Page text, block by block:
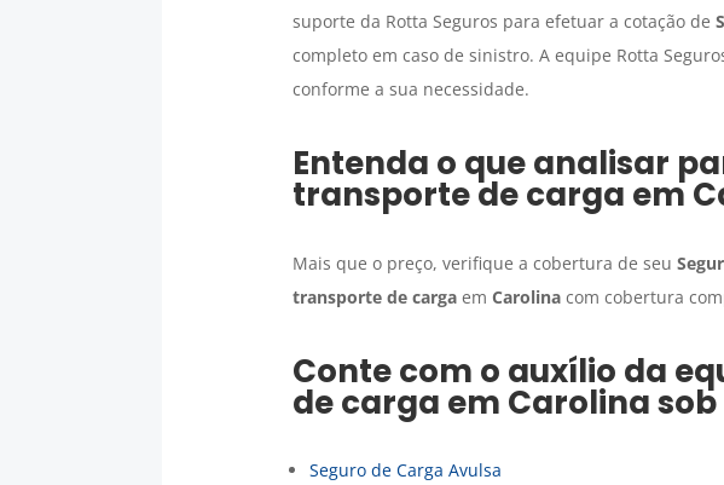
suporte da Rotta Seguros para efetuar a cotação de
completo em caso de sinistro. A equipe Rotta
conforme a sua necessidade.
Entenda o que analisar
transporte de carga em
Mais que o preço, verifique a cobertura de seu
transporte de cargaem Carolinacom cobertura
Conte com o auxílio da
de carga em Carolina
Seguro de Carga Avulsa